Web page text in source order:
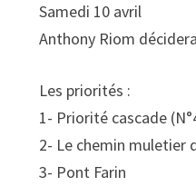
Samedi 10 avril
Anthony Riom
Les priorités :
1- Priorité cascade
2- Le chemin muletier
3- Pont Farin